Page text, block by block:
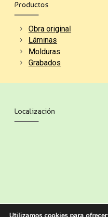
Productos
Obra original
Láminas
Molduras
Grabados
Localización